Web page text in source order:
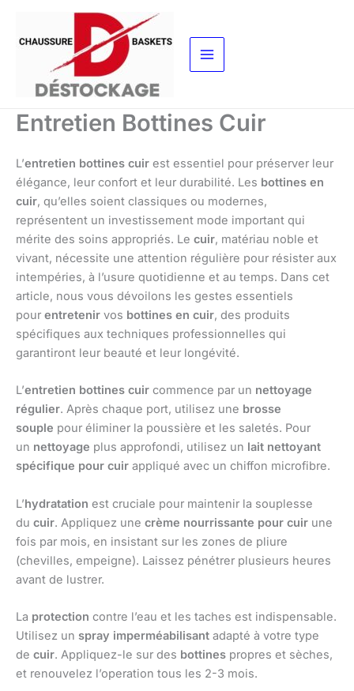
contenu
Entretien Bottines Cuir
L’entretien bottines cuir est essentiel pour préserver leur
élégance, leur confort et leur durabilité. Les bottines en
cuir, qu’elles soient classiques ou modernes,
représentent un investissement mode important qui
mérite des soins appropriés. Le cuir, matériau noble et
vivant, nécessite une attention régulière pour résister aux
intempéries, à l’usure quotidienne et au temps. Dans cet
article, nous vous dévoilons les gestes essentiels
pour entretenir vos bottines en cuir, des produits
spécifiques aux techniques professionnelles qui
garantiront leur beauté et leur longévité.
L’entretien bottines cuir commence par un nettoyage
régulier. Après chaque port, utilisez une brosse
souple pour éliminer la poussière et les saletés. Pour
un nettoyage plus approfondi, utilisez un lait nettoyant
spécifique pour cuir appliqué avec un chiffon microfibre.
L’hydratation est cruciale pour maintenir la souplesse
du cuir. Appliquez une crème nourrissante pour cuir une
fois par mois, en insistant sur les zones de pliure
(chevilles, empeigne). Laissez pénétrer plusieurs heures
avant de lustrer.
La protection contre l’eau et les taches est indispensable.
Utilisez un spray imperméabilisant adapté à votre type
de cuir. Appliquez-le sur des bottines propres et sèches,
et renouvelez l’operation tous les 2-3 mois.